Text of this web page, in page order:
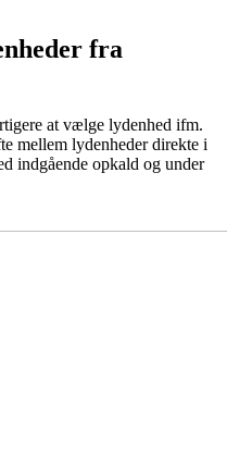
fra
at vælge lydenhed ifm.
mellem lydenheder direkte i
indgående opkald og under